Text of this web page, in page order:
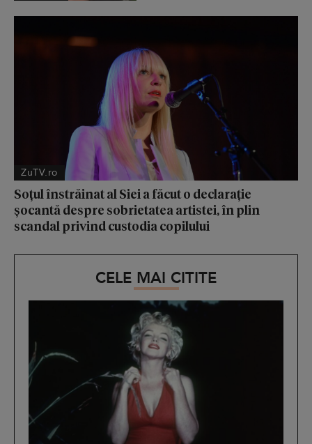
ZuTV.ro
Soțul înstrăinat al Siei a făcut o declarație
șocantă despre sobrietatea artistei, în plin
scandal privind custodia copilului
CELE MAI CITITE